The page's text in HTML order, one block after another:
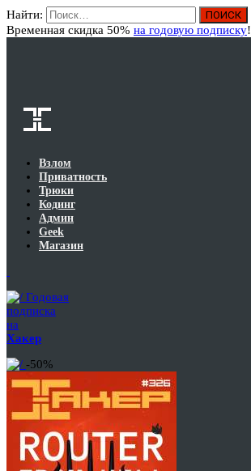
Найти:
Временная скидка 50% на годовую подписку!
Взлом
Приватность
Трюки
Кодинг
Админ
Geek
Магазин
Годовая
подписка
на
Хакер
-50%